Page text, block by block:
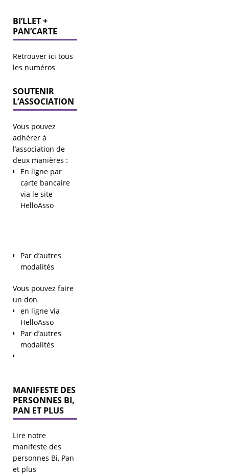
BI’LLET +
PAN’CARTE
Retrouver ici tous
les numéros
SOUTENIR
L’ASSOCIATION
Vous pouvez
adhérer à
l’association de
deux manières :
En ligne par
carte bancaire
via le site
HelloAsso
Par d’autres
modalités
Vous pouvez faire
un don
en ligne via
HelloAsso
Par d’autres
modalités
MANIFESTE DES
PERSONNES BI,
PAN ET PLUS
Lire notre
manifeste des
personnes Bi, Pan
et plus